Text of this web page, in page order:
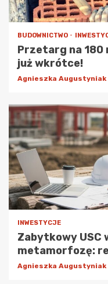
BUDOWNICTWO
Przetarg na 180
już wkrótce!
Agnieszka Augustyniak
INWESTYCJE
Zabytkowy USC
metamorfozę:
Agnieszka Augustyniak